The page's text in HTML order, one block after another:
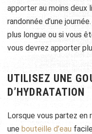
apporter au moins deux
randonnée d’une
plus longue ou si vous
vous devrez apporter
UTILISEZ UNE
D’HYDRATATION
Lorsque vous partez en
une bouteille d’eau